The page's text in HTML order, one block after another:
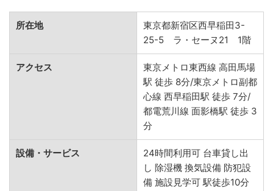
所在地
東京都新宿区西早稲田3-
25-5 ラ・セーヌ21 1階
アクセス
東京メトロ東西線 高田馬場
駅 徒歩 8分/東京メトロ副都
心線 西早稲田駅 徒歩 7分/
都電荒川線 面影橋駅 徒歩 3
分
設備・サービス
24時間利用可 台車貸し出
し 除湿機 換気設備 防犯設
備 施設見学可 駅徒歩10分